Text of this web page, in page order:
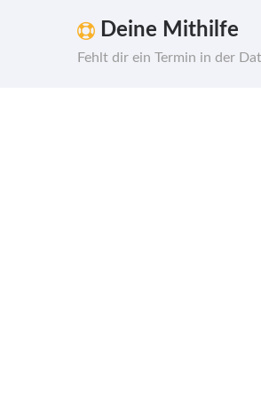
Deine Mithilfe
Fehlt dir ein Termin in der